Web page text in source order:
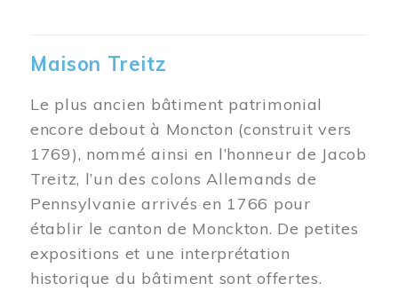
Maison Treitz
Le plus ancien bâtiment patrimonial
encore debout à Moncton (construit vers
1769), nommé ainsi en l’honneur de Jacob
Treitz, l’un des colons Allemands de
Pennsylvanie arrivés en 1766 pour
établir le canton de Monckton. De petites
expositions et une interprétation
historique du bâtiment sont offertes.